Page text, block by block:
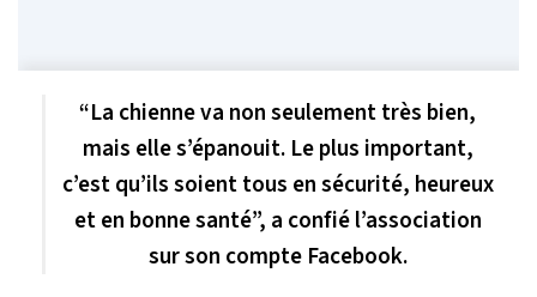
“La chienne va non seulement très bien,
mais elle s’épanouit. Le plus important,
c’est qu’ils soient tous en sécurité, heureux
et en bonne santé”, a confié l’association
sur son compte Facebook.